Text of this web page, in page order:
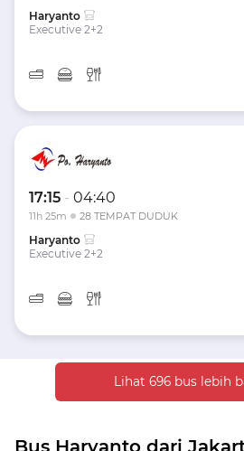
Haryanto
Executive 2+2
17:15 - 04:40
11h 25m 28 TEMPAT DUDUK
Haryanto
Executive 2+2
Lihat 696 bus lebih
Bus Haryanto dari